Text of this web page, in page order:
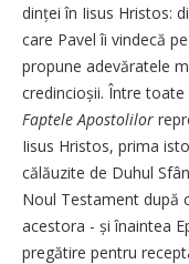
dinței în Iisus Hristos:
care Pavel îi vindecă
propune adevăratele
credincioșii. Între
Faptele Apostolilor
Iisus Hristos, prima
călăuzite de Duhul
Noul Testament după
acestora - și înaintea
pregătire pentru